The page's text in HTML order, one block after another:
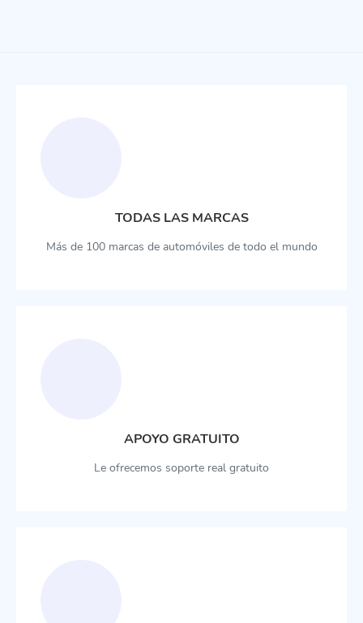
TODAS LAS MARCAS
Más de 100 marcas de automóviles de todo el mundo
APOYO GRATUITO
Le ofrecemos soporte real gratuito